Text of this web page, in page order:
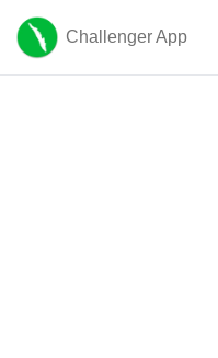
Challenger App